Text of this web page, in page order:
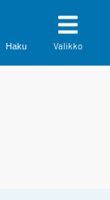
Haku Valikko